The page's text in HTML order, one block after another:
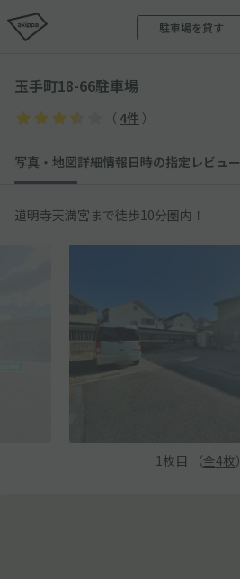
駐車場を貸す
玉手町18-66駐車場
（ 4件 ）
写真・地図詳細情報日時の指定 レビュー
道明寺天満宮まで徒歩10分圏内！
1 枚目 （全4枚）